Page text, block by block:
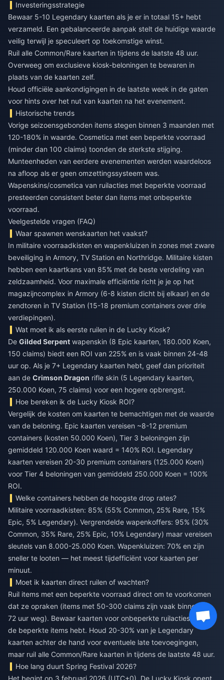
Investeringsstrategie
Bewaar 5-10 Legendary kaarten als je er in totaal 15+ hebt
verzameld. Een gebalanceerde aanpak stelt de huidige waarde
veilig terwijl je speculeert op toekomstige winst.
Ruil alle Common/Rare kaarten in tijdens de laatste 48 uur.
Overweeg om exclusieve kiosk-beloningen te bewaren in
plaats van de kaarten zelf.
Houd officiële aankondigingen in de laatste week in de gaten
voor hints over het nut van kaarten na het evenement.
Historische trends
Vorige seizoensgebonden items stegen binnen 3 maanden met
120-180% in waarde. Cosmetica met een beperkte voorraad
(minder dan 100 claims) toonden de sterkste stijging.
Munteenheden van eerdere evenementen werden waardeloos
na afloop als er geen omzettingssysteem was.
Wapenskins/cosmetica van ruilacties met beperkte voorraad
presteerden consistent beter dan items met onbeperkte
voorraad.
Veelgestelde vragen (FAQ)
Waar spawnen wenskaarten het vaakst?
In militaire voorraadkisten en wapenkluizen in zones met zware
beveiliging in Armory, TV Station en Northridge. Militaire kisten
hebben een kaartkans van 85% met de beste verdeling van
zeldzaamheid. Voor maximale efficiëntie richt je je op het
magazijncomplex in Armory (6-8 kisten dicht bij elkaar) en de
zendtoren in TV Station (15-18 premium containers over drie
verdiepingen).
Wat moet ik als eerste ruilen in de Lucky Kiosk?
De Gilded Serpent wapenskin (8 Epic kaarten, 180.000 Koen,
150 claims) biedt een ROI van 225% en is vaak binnen 24-48
uur op. Als je 7+ Legendary kaarten hebt, geef dan prioriteit
aan de Crimson Dragon rifle skin (5 Legendary kaarten,
250.000 Koen, 75 claims) voor een hogere opbrengst.
Hoe bereken ik de Lucky Kiosk ROI?
Vergelijk de kosten om kaarten te bemachtigen met de waarde
van de beloning. Epic kaarten vereisen ~8-12 premium
containers (kosten 50.000 Koen), Tier 3 beloningen zijn
gemiddeld 120.000 Koen waard = 140% ROI. Legendary
kaarten vereisen 20-30 premium containers (125.000 Koen)
voor Tier 4 beloningen van gemiddeld 250.000 Koen = 100%
ROI.
Welke containers hebben de hoogste drop rates?
Militaire voorraadkisten: 85% (55% Common, 25% Rare, 15%
Epic, 5% Legendary). Vergrendelde wapenkoffers: 95% (30%
Common, 35% Rare, 25% Epic, 10% Legendary) maar vereisen
sleutels van 8.000-25.000 Koen. Wapenkluizen: 70% en zijn
sneller te looten — het meest tijdefficiënt voor kaarten per
minuut.
Moet ik kaarten direct ruilen of wachten?
Ruil items met een beperkte voorraad direct om te voorkomen
dat ze opraken (items met 50-300 claims zijn vaak binnen 24-
72 uur weg). Bewaar kaarten voor onbeperkte ruilacties tot je
de beperkte items hebt. Houd 20-30% van je Legendary
kaarten achter de hand voor eventuele late toevoegingen,
maar ruil alle Common/Rare kaarten in tijdens de laatste 48 uur.
Hoe lang duurt Spring Festival 2026?
Het begint op 3 februari 2026 (UTC+0). De Lucky Kiosk opent